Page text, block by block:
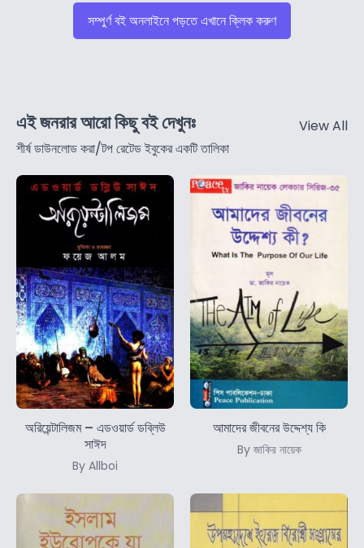
সম্পুর্ণ বই অনলাইনে পড়তে এখানে ক্লিক করুণ
এই জনরার আরো কিছু বই দেখুনঃ
শীর্ষ ডাউনলোড করা/টপ রেটেড ইবুকের একটি তালিকা
View All
অরিয়েন্টালিজম – এডওয়ার্ড ডব্লিউ
সাঈদ
By Allboi
আমাদের জীবনের উদ্দেশ্য কি
By জাকির নায়েক